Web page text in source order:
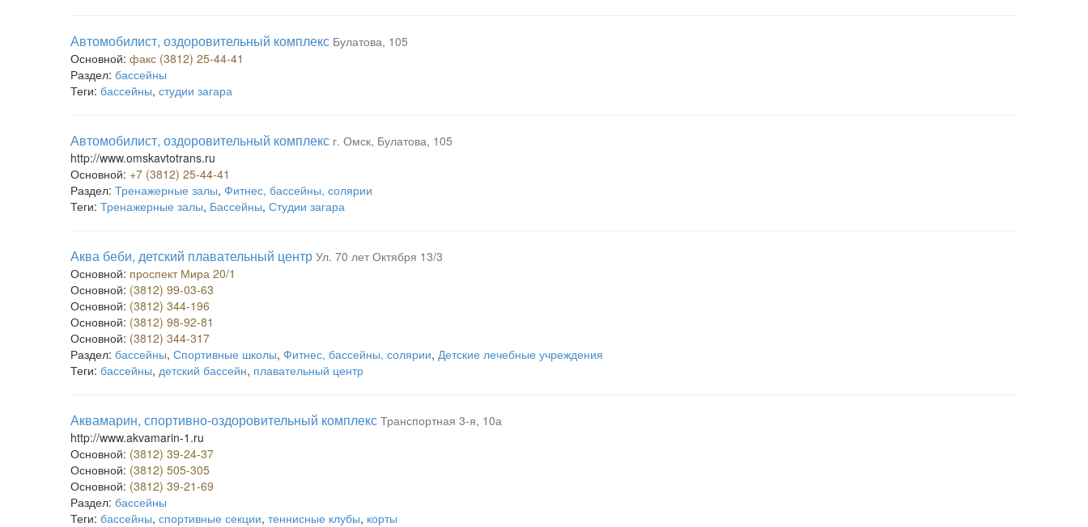
Автомобилист, оздоровительный комплекс Булатова, 105
Основной: факс (3812) 25-44-41
Раздел: бассейны
Теги: бассейны, студии загара
Автомобилист, оздоровительный комплекс г. Омск, Булатова, 105
http://www.omskavtotrans.ru
Основной: +7 (3812) 25-44-41
Раздел: Тренажерные залы, Фитнес, бассейны, солярии
Теги: Тренажерные залы, Бассейны, Студии загара
Аква беби, детский плавательный центр Ул. 70 лет Октября 13/3
Основной: проспект Мира 20/1
Основной: (3812) 99-03-63
Основной: (3812) 344-196
Основной: (3812) 98-92-81
Основной: (3812) 344-317
Раздел: бассейны, Спортивные школы, Фитнес, бассейны, солярии, Детские лечебные учреждения
Теги: бассейны, детский бассейн, плавательный центр
Аквамарин, спортивно-оздоровительный комплекс Транспортная 3-я, 10а
http://www.akvamarin-1.ru
Основной: (3812) 39-24-37
Основной: (3812) 505-305
Основной: (3812) 39-21-69
Раздел: бассейны
Теги: бассейны, спортивные секции, теннисные клубы, корты